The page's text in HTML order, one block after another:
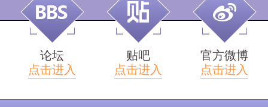
论坛
点击进入
贴吧
点击进入
官方微博
点击进入